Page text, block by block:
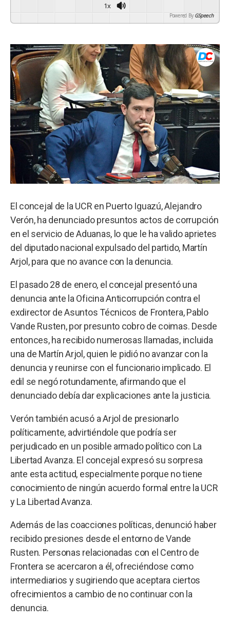
1x
Powered By GSpeech
El concejal de la UCR en Puerto Iguazú, Alejandro
Verón, ha denunciado presuntos actos de corrupción
en el servicio de Aduanas, lo que le ha valido aprietes
del diputado nacional expulsado del partido, Martín
Arjol, para que no avance con la denuncia.
El pasado 28 de enero, el concejal presentó una
denuncia ante la Oficina Anticorrupción contra el
exdirector de Asuntos Técnicos de Frontera, Pablo
Vande Rusten, por presunto cobro de coimas. Desde
entonces, ha recibido numerosas llamadas, incluida
una de Martín Arjol, quien le pidió no avanzar con la
denuncia y reunirse con el funcionario implicado. El
edil se negó rotundamente, afirmando que el
denunciado debía dar explicaciones ante la justicia.
Verón también acusó a Arjol de presionarlo
políticamente, advirtiéndole que podría ser
perjudicado en un posible armado político con La
Libertad Avanza. El concejal expresó su sorpresa
ante esta actitud, especialmente porque no tiene
conocimiento de ningún acuerdo formal entre la UCR
y La Libertad Avanza.
Además de las coacciones políticas, denunció haber
recibido presiones desde el entorno de Vande
Rusten. Personas relacionadas con el Centro de
Frontera se acercaron a él, ofreciéndose como
intermediarios y sugiriendo que aceptara ciertos
ofrecimientos a cambio de no continuar con la
denuncia.